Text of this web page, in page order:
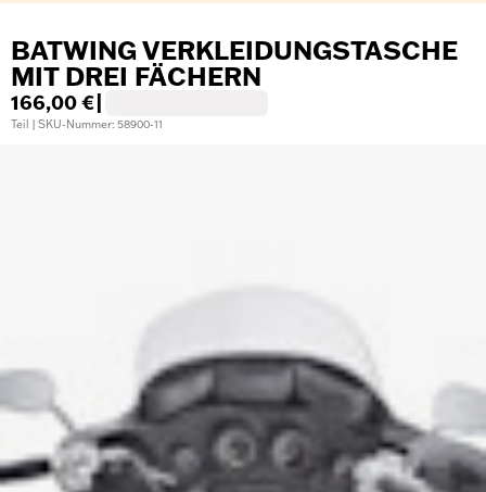
BATWING VERKLEIDUNGSTASCHE
MIT DREI FÄCHERN
166,00 €
Teil | SKU-Nummer: 58900-11